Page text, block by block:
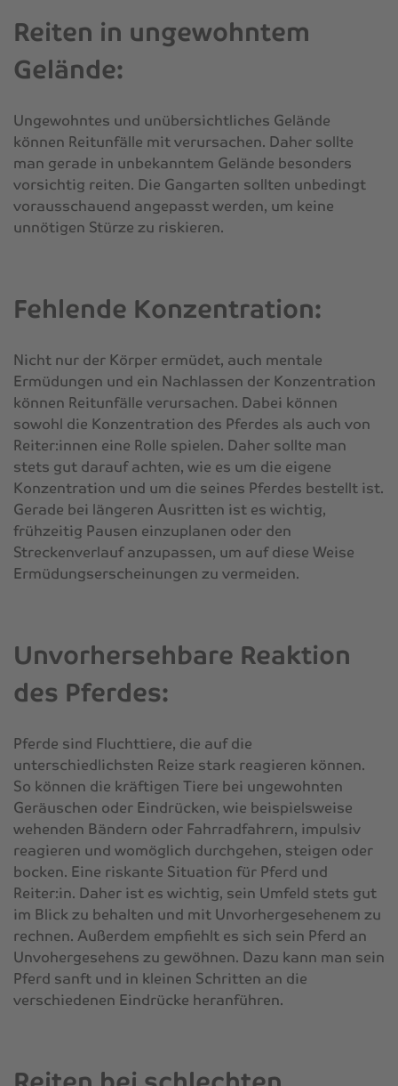
Reiten in ungewohntem
Gelände:
Ungewohntes und unübersichtliches Gelände
können Reitunfälle mit verursachen. Daher sollte
man gerade in unbekanntem Gelände besonders
vorsichtig reiten. Die Gangarten sollten unbedingt
vorausschauend angepasst werden, um keine
unnötigen Stürze zu riskieren.
Fehlende Konzentration:
Nicht nur der Körper ermüdet, auch mentale
Ermüdungen und ein Nachlassen der Konzentration
können Reitunfälle verursachen. Dabei können
sowohl die Konzentration des Pferdes als auch von
Reiter:innen eine Rolle spielen. Daher sollte man
stets gut darauf achten, wie es um die eigene
Konzentration und um die seines Pferdes bestellt ist.
Gerade bei längeren Ausritten ist es wichtig,
frühzeitig Pausen einzuplanen oder den
Streckenverlauf anzupassen, um auf diese Weise
Ermüdungserscheinungen zu vermeiden.
Unvorhersehbare Reaktion
des Pferdes:
Pferde sind Fluchttiere, die auf die
unterschiedlichsten Reize stark reagieren können.
So können die kräftigen Tiere bei ungewohnten
Geräuschen oder Eindrücken, wie beispielsweise
wehenden Bändern oder Fahrradfahrern, impulsiv
reagieren und womöglich durchgehen, steigen oder
bocken. Eine riskante Situation für Pferd und
Reiter:in. Daher ist es wichtig, sein Umfeld stets gut
im Blick zu behalten und mit Unvorhergesehenem zu
rechnen. Außerdem empfiehlt es sich sein Pferd an
Unvohergesehens zu gewöhnen. Dazu kann man sein
Pferd sanft und in kleinen Schritten an die
verschiedenen Eindrücke heranführen.